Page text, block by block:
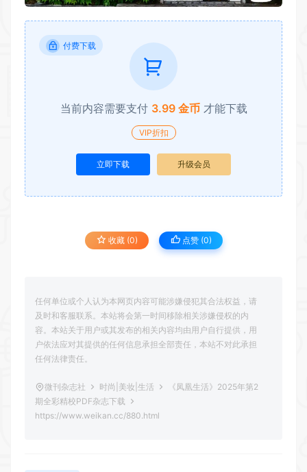
付费下载
当前内容需要支付 3.99 金币 才能下载
VIP折扣
立即下载 升级会员
收藏 (0) 点赞 (0)
任何单位或个人认为本网页内容可能涉嫌侵犯其合法权益，请
及时和客服联系。本站将会第一时间移除相关涉嫌侵权的内
容。本站关于用户或其发布的相关内容均由用户自行提供，用
户依法应对其提供的任何信息承担全部责任，本站不对此承担
任何法律责任。
微刊杂志社 时尚|美妆|生活
《凤凰生活》2025年第2
期全彩精校PDF杂志下载
https://www.weikan.cc/880.html